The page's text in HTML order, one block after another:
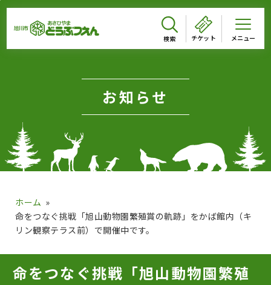
チケット
ページの本文です。
お知らせ
ホーム
命をつなぐ挑戦「旭山動物園繁殖賞の軌跡」をかば館内（キ
リン観察テラス前）で開催中です。
命をつなぐ挑戦「旭山動物園繁殖